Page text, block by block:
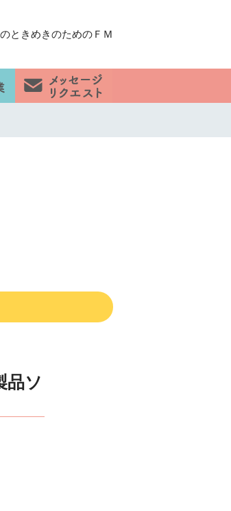
ときめきのためのＦＭ
品ソ